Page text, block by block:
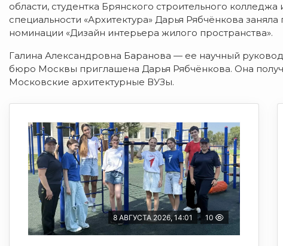
области, студентка Брянского строительного
специальности «Архитектура» Дарья Рябчёнкова
номинации «Дизайн интерьера жилого пространства».
Галина Александровна Баранова — ее научный
бюро Москвы приглашена Дарья Рябчёнкова. Она
Московские архитектурные ВУЗы.
8 АВГУСТА 2026, 14:01 10